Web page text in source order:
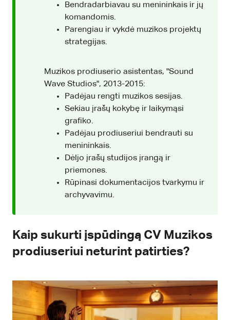
Bendradarbiavau su menininkais ir jų
komandomis.
Parengiau ir vykdė muzikos projektų
strategijas.
Muzikos prodiuserio asistentas, "Sound
Wave Studios", 2013-2015:
Padėjau rengti muzikos sesijas.
Sekiau įrašų kokybę ir laikymąsi
grafiko.
Padėjau prodiuseriui bendrauti su
menininkais.
Dėljo įrašų studijos įrangą ir
priemones.
Rūpinasi dokumentacijos tvarkymu ir
archyvavimu.
Kaip sukurti įspūdingą CV Muzikos
prodiuseriui neturint patirties?